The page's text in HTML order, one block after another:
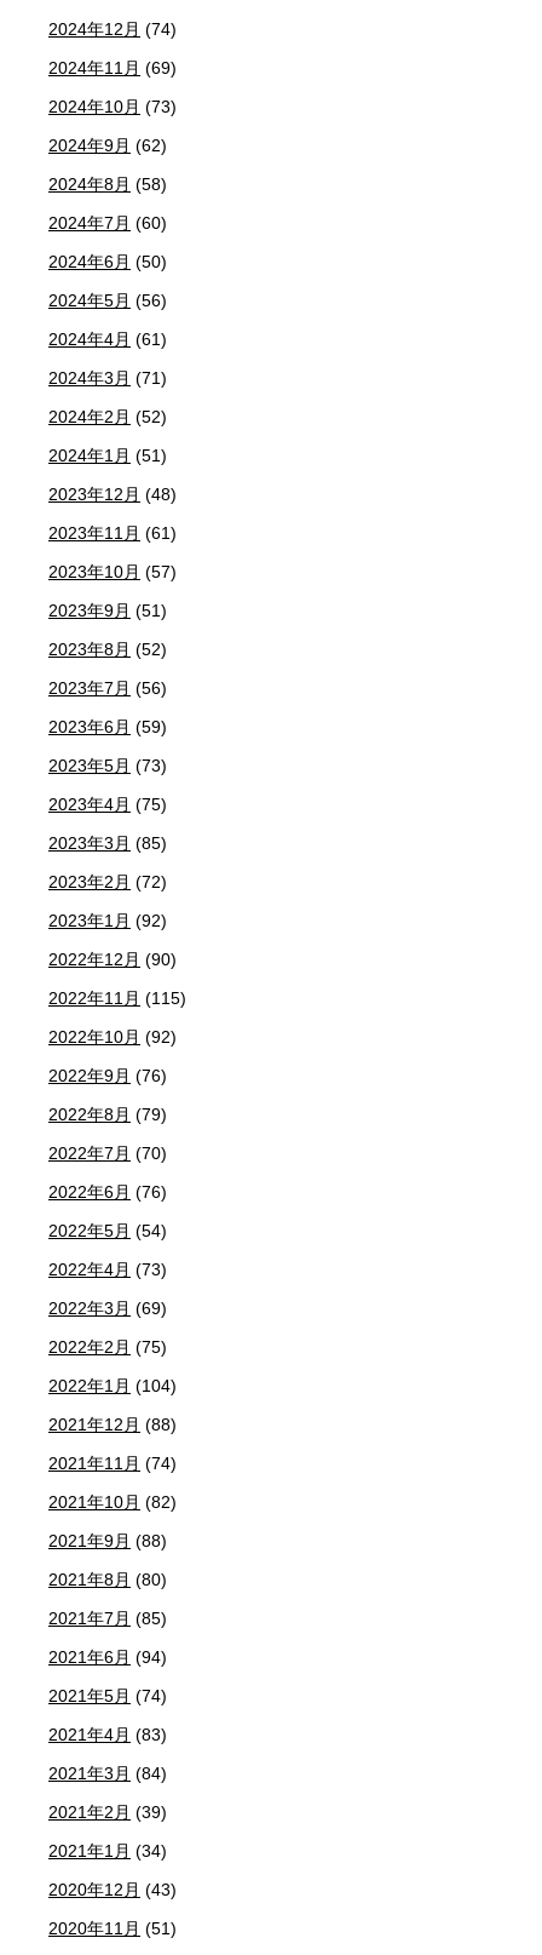
2024年12月 (74)
2024年11月 (69)
2024年10月 (73)
2024年9月 (62)
2024年8月 (58)
2024年7月 (60)
2024年6月 (50)
2024年5月 (56)
2024年4月 (61)
2024年3月 (71)
2024年2月 (52)
2024年1月 (51)
2023年12月 (48)
2023年11月 (61)
2023年10月 (57)
2023年9月 (51)
2023年8月 (52)
2023年7月 (56)
2023年6月 (59)
2023年5月 (73)
2023年4月 (75)
2023年3月 (85)
2023年2月 (72)
2023年1月 (92)
2022年12月 (90)
2022年11月 (115)
2022年10月 (92)
2022年9月 (76)
2022年8月 (79)
2022年7月 (70)
2022年6月 (76)
2022年5月 (54)
2022年4月 (73)
2022年3月 (69)
2022年2月 (75)
2022年1月 (104)
2021年12月 (88)
2021年11月 (74)
2021年10月 (82)
2021年9月 (88)
2021年8月 (80)
2021年7月 (85)
2021年6月 (94)
2021年5月 (74)
2021年4月 (83)
2021年3月 (84)
2021年2月 (39)
2021年1月 (34)
2020年12月 (43)
2020年11月 (51)